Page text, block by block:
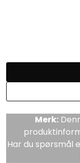
Merk:
Har du spørsmål